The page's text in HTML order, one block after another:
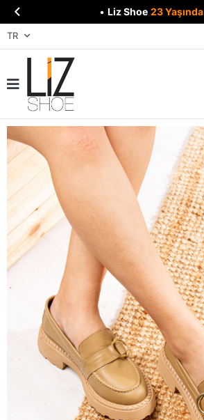
 • Liz Shoe 23 Yaşında
TR